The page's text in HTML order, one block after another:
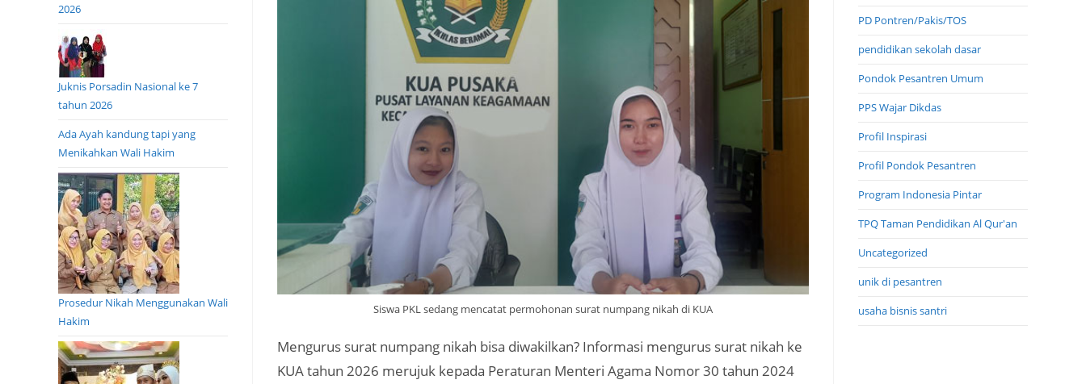
Siswa PKL sedang mencatat permohonan surat numpang nikah di KUA
Mengurus surat numpang nikah bisa diwakilkan? Informasi mengurus surat nikah ke
KUA tahun 2026 merujuk kepada Peraturan Menteri Agama Nomor 30 tahun 2024
2026
Juknis Porsadin Nasional ke 7
tahun 2026
Ada Ayah kandung tapi yang
Menikahkan Wali Hakim
Prosedur Nikah Menggunakan Wali
Hakim
PD Pontren/Pakis/TOS
pendidikan sekolah dasar
Pondok Pesantren Umum
PPS Wajar Dikdas
Profil Inspirasi
Profil Pondok Pesantren
Program Indonesia Pintar
TPQ Taman Pendidikan Al Qur'an
Uncategorized
unik di pesantren
usaha bisnis santri